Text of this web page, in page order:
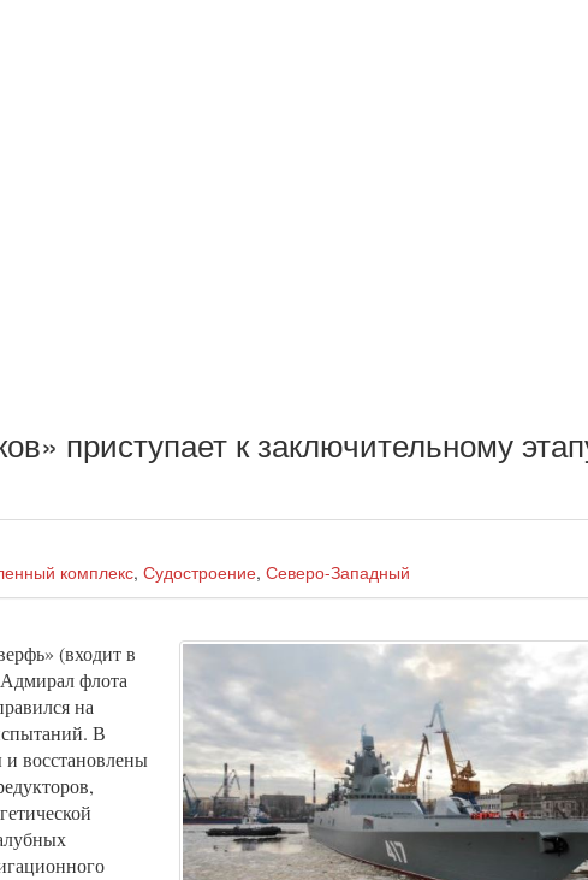
приступает к заключительному
комплекс, Судостроение, Северо-Западный
(входит в
флота
на
В
восстановлены